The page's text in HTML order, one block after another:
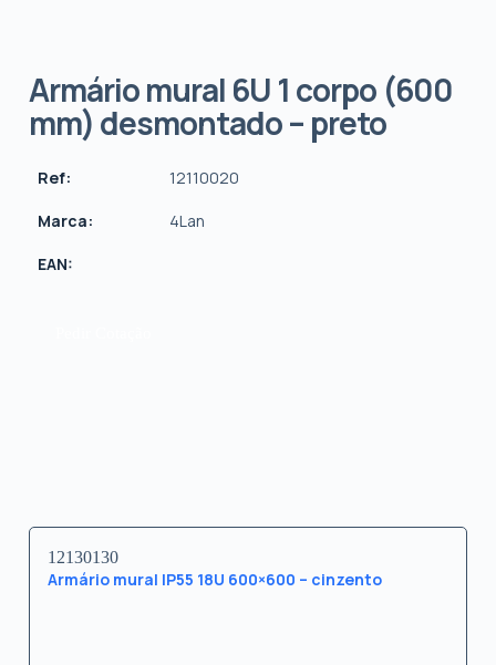
Armário mural 6U 1 corpo (600
mm) desmontado – preto
Ref: 12110020
Marca: 4Lan
EAN:
12130130
Armário mural IP55 18U 600×600 – cinzento